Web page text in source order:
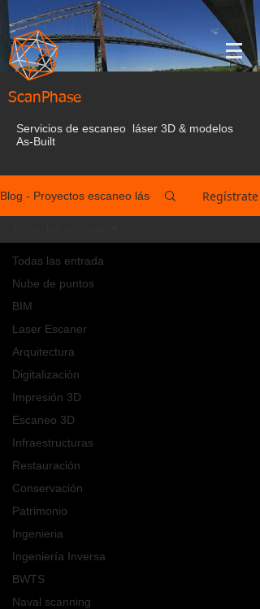
ScanPhase
Servicios de escaneo láser 3D & modelos
As-Built
Blog - Proyectos escaneo láser España Regístrate
Todas las entrada
Nube de puntos
BIM
Laser Escaner
Arquitectura
Digitalización
Impresión 3D
Escaneo 3D
Infraestructuras
Restauración
Conservación
Patrimonio
Ingenieria
Ingeniería Inversa
BWTS
Naval scanning